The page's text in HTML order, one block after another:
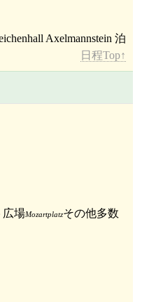
日程Top↑
広場Mozartplatzその他多数